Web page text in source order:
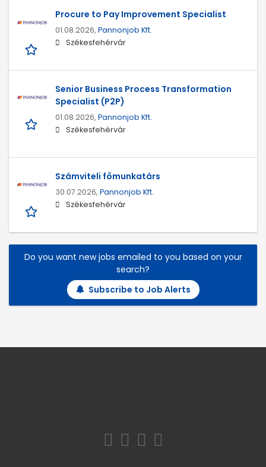
Procure to Pay Improvement Specialist
01.08.2026, Pannonjob Kft.
Székesfehérvár
Senior Business Process Transformation
Specialist (P2P)
01.08.2026, Pannonjob Kft.
Székesfehérvár
Számviteli főmunkatárs
30.07.2026, Pannonjob Kft.
Székesfehérvár
Do you want new jobs emailed to you based on your
search?
Subscribe to Job Alerts